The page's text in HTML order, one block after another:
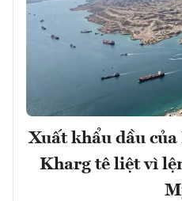
Xuất khẩu dầu
Kharg tê liệt vì